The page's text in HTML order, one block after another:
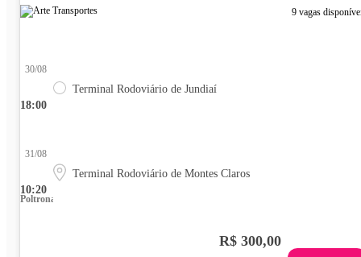
9 vagas
18:00
30/08
Terminal Rodoviário de Jundiaí
10:20
31/08
Terminal Rodoviário de Montes Claros
Poltrona
R$ 300,00